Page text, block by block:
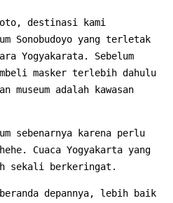
destinasi kami
Sonobudoyo yang terletak
Yogyakarata. Sebelum
masker terlebih dahulu
museum adalah kawasan
sebenarnya karena perlu
Cuaca Yogyakarta yang
sekali berkeringat.
depannya, lebih baik